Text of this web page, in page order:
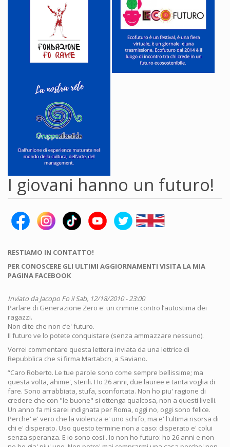
I giovani hanno un futuro!
RESTIAMO IN CONTATTO!
PER CONOSCERE GLI ULTIMI AGGIORNAMENTI VISITA LA MIA
PAGINA FACEBOOK
Inviato daJacopo Fo il Sab, 12/18/2010 - 23:00
Parlare di Generazione Zero e' un crimine contro l’autostima dei
ragazzi.
Non dite che non c’e' futuro.
Il futuro ve lo potete conquistare (senza ammazzare nessuno).
Vorrei commentare questa lettera inviata da una lettrice di
Repubblica che si firma Martabcn, a Saviano.
“Caro Roberto. Le tue parole sono come sempre bellissime; ma
questa volta, ahime', sterili. Ho 26 anni, due lauree e tanta voglia di
fare. Sono arrabbiata, stufa, sconfortata. Non ho piu' ragione di
credere che con "le buone" si ottenga qualcosa, non a questi livelli.
Un anno fa mi sarei indignata per Roma, oggi no, oggi sono felice.
Perche' e' vero che la violenza e' uno schifo, ma e' l'ultima risorsa di
chi e' disperato. Uso questo termine non a caso: disperato e' colui
senza speranza. E io sono cosi'. Io non ho futuro: ho 26 anni e non